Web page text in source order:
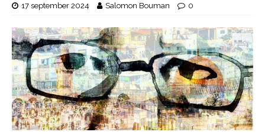
17 september 2024 Salomon Bouman 0